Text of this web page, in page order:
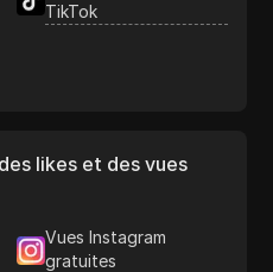
TikTok
likes et des vues
Vues Instagram
gratuites